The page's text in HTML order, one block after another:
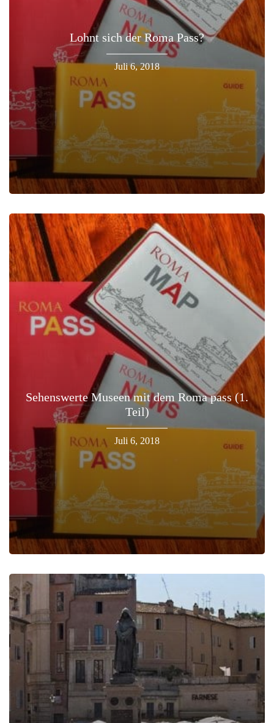
Lohnt sich der Roma Pass?
Juli 6, 2018
Sehenswerte Museen mit dem Roma pass (1.
Teil)
Juli 6, 2018